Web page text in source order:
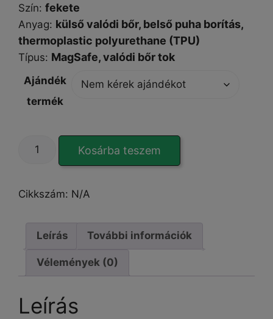
Szín: fekete
Anyag: külső valódi bőr, belső puha borítás,
thermoplastic polyurethane (TPU)
Típus: MagSafe,valódi bőr tok
Ajándék
termék
EleganzaCover
black
13
mennyiség
Kosárba teszem
Cikkszám: N/A
Leírás További információk
Vélemények (0)
Leírás